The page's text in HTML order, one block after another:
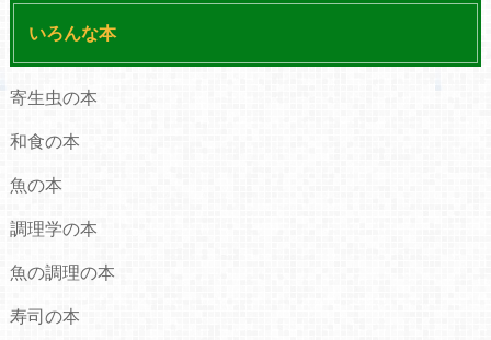
いろんな本
寄生虫の本
和食の本
魚の本
調理学の本
魚の調理の本
寿司の本